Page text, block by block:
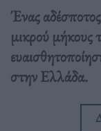
Ένας
μικρού μήκους
στην Ελλάδα.